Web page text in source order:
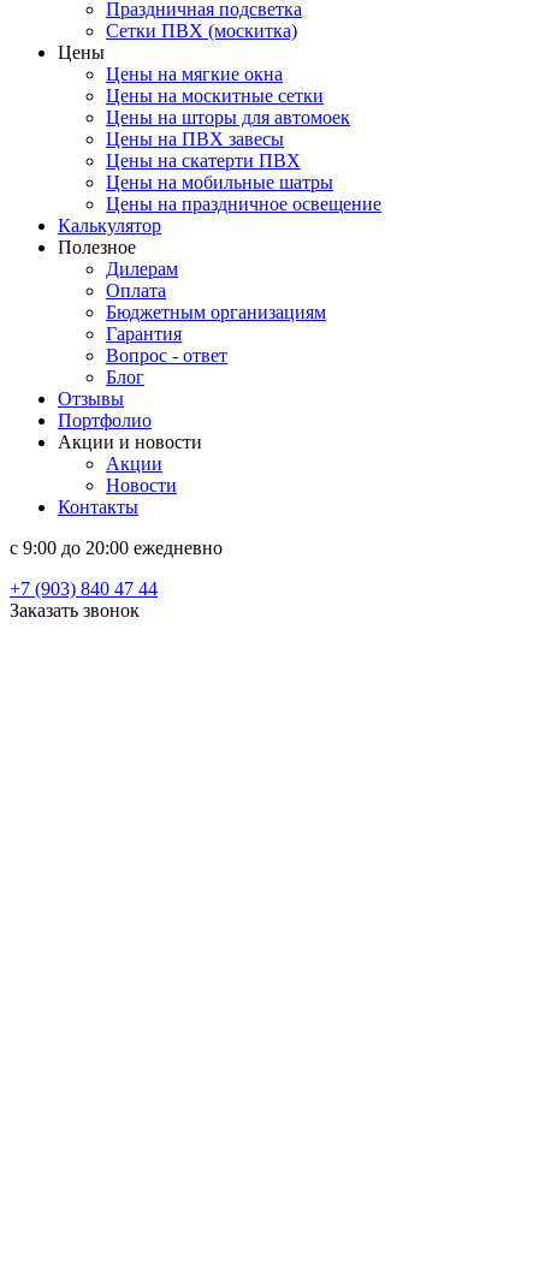
Праздничная подсветка
Сетки ПВХ (москитка)
Цены
Цены на мягкие окна
Цены на москитные сетки
Цены на шторы для автомоек
Цены на ПВХ завесы
Цены на скатерти ПВХ
Цены на мобильные шатры
Цены на праздничное освещение
Калькулятор
Полезное
Дилерам
Оплата
Бюджетным организациям
Гарантия
Вопрос - ответ
Блог
Отзывы
Портфолио
Акции и новости
Акции
Новости
Контакты
c 9:00 до 20:00 ежедневно
+7 (903) 840 47 44
Заказать звонок